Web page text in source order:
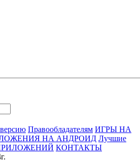
Правообладателям ИГРЫ НА
НА АНДРОИД Лучшие
КОНТАКТЫ